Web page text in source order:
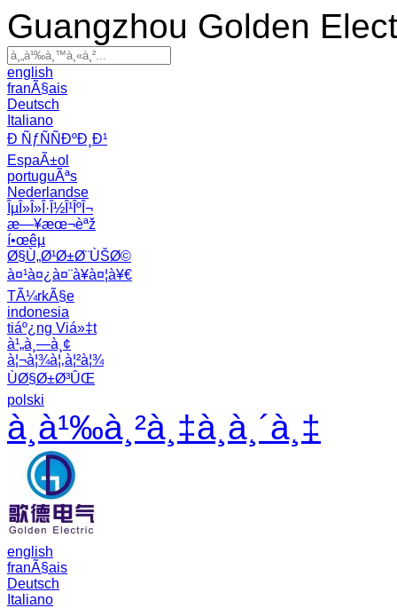
Guangzhou Golden
english
franÃ§ais
Deutsch
Italiano
Ð ÑƒÑÑÐºÐ¸Ð¹
EspaÃ±ol
portuguÃªs
Nederlandse
ÎµÎ»Î»Î·Î½Î¹ÎºÎ¬
æ—¥æœ¬èªž
í•œêµ­
Ø§Ù„Ø¹Ø±Ø¨ÙŠØ©
à¤¹à¤¿à¤¨à¥à¤¦à¥€
TÃ¼rkÃ§e
indonesia
tiáº¿ng Viá»‡t
à¹„à¸—à¸¢
à¦¬à¦¾à¦‚à¦²à¦¾
ÙØ§Ø±Ø³ÛŒ
polski
à¸­à¹‰à¸²à¸‡à¸­à¸´à¸‡
english
franÃ§ais
Deutsch
Italiano